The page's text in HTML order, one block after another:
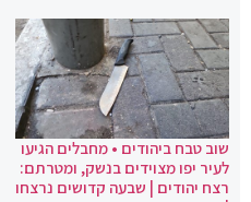
שוב טבח ביהודים • מחבלים הגיעו
לעיר יפו מצוידים בנשק, ומטרתם:
רצח יהודים | שבעה קדושים נרצחו